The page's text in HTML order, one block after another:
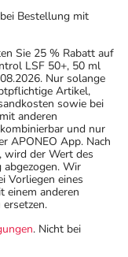
Bestellung mit
Sie 25 % Rabatt auf
LSF 50+, 50 ml
Nur solange
Artikel,
sowie bei
anderen
und nur
APONEO App. Nach
wird der Wert des
Wir
Vorliegen eines
einem anderen
. Nicht bei